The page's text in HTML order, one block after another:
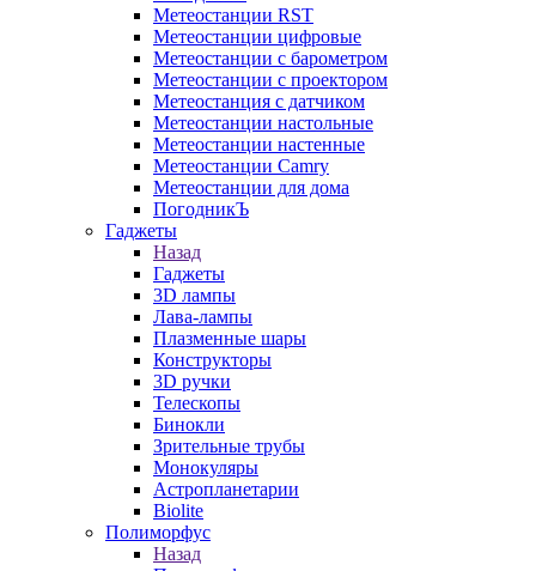
Метеостанции RST
Метеостанции цифровые
Метеостанции с барометром
Метеостанции с проектором
Метеостанция с датчиком
Метеостанции настольные
Метеостанции настенные
Метеостанции Camry
Метеостанции для дома
ПогодникЪ
Гаджеты
Назад
Гаджеты
3D лампы
Лава-лампы
Плазменные шары
Конструкторы
3D ручки
Телескопы
Бинокли
Зрительные трубы
Монокуляры
Астропланетарии
Biolite
Полиморфус
Назад